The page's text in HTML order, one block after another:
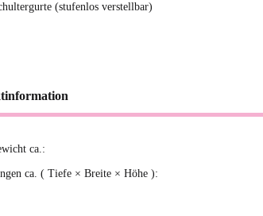
(stufenlos verstellbar)
ca.:
ca. ( Tiefe × Breite × Höhe ):